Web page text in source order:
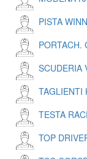
PISTA
PORTACH.
SCUDERIA
TAGLIENTI
TESTA
TOP